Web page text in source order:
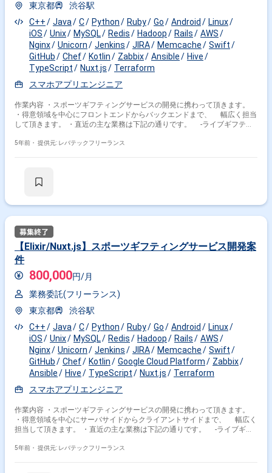
東京都
渋谷駅
C++
Java C Python Ruby Go Android
Linux
iOS
Unix MySQL Redis Hadoop Rails
AWS
Nginx
Unicorn Jenkins JIRA Memcache
Swift
GitHub
Chef Kotlin Zabbix Ansible
Hive
TypeScript
Nuxt.js
Terraform
スマホアプリエンジニア
作業内容 ・スポーツギフティングサービスの開発に携わって頂きます。
・得意領域を中心にフロントエンドからバックエンドまで、 幅広く担当
して頂きます。 ・直近の主な業務は下記の通りです。 -ライブギフティ
ィアとの連携に関連する開発 ※担当範囲は、スキルや経験および進捗状況
5年前・ 提供元: レバテックフリーランス
【Elixir/Nuxt.js】スポーツギフティングサービス開発案
件
800,000円/月
業務委託(フリーランス)
東京都
渋谷駅
C++
Java C Python Ruby Go Android
Linux
iOS
Unix MySQL Redis Hadoop Rails
AWS
Nginx
Unicorn Jenkins JIRA Memcache
Swift
GitHub
Chef Kotlin Google Cloud Platform
Zabbix
Ansible
Hive TypeScript Nuxt.js
Terraform
スマホアプリエンジニア
作業内容 ・スポーツギフティングサービスの開発に携わって頂きます。
・得意領域を中心にサーバサイドからクライアントサイドまで、 幅広く
担当して頂きます。 ・直近の主な業務は下記の通りです。 -ライブギフ
メディアとの連携に関連する開発 ※担当範囲は、スキルや経験および進捗
5年前・ 提供元: レバテックフリーランス